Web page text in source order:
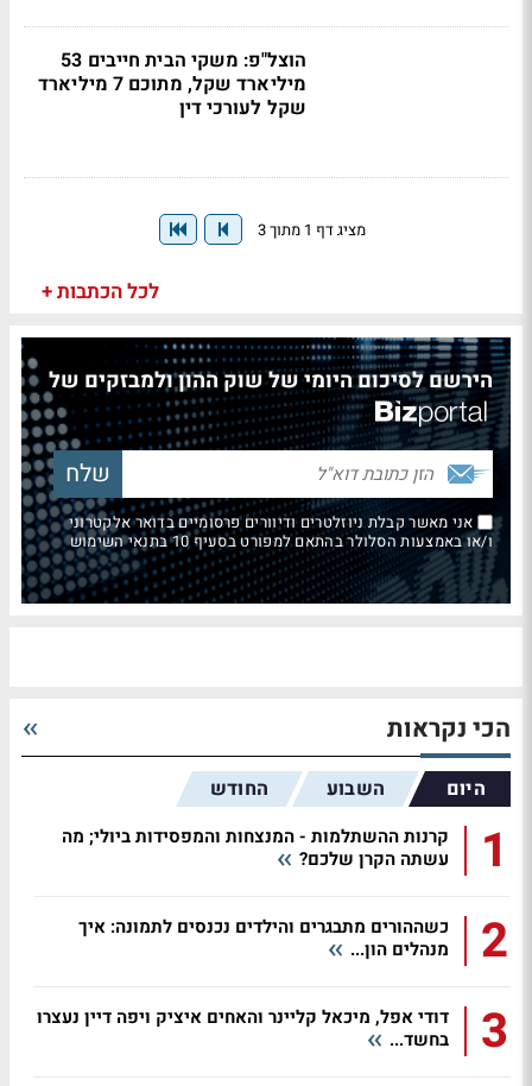
הוצל"פ: משקי הבית חייבים 53
מיליארד שקל, מתוכם 7 מיליארד
שקל לעורכי דין
מציג דף 1 מתוך 3
לכל הכתבות +
הירשם לסיכום היומי של שוק ההון ולמבזקים של
אני מאשר קבלת ניוזלטרים ודיוורים פרסומיים בדואר אלקטרוני
ו/או באמצעות הסלולר בהתאם למפורט בסעיף 10 בתנאי השימוש
הכי נקראות
היום השבוע החודש
1
קרנות ההשתלמות - המנצחות והמפסידות ביולי; מה
עשתה הקרן שלכם?
2
כשההורים מתבגרים והילדים נכנסים לתמונה: איך
מנהלים הון...
3
דודי אפל, מיכאל קליינר והאחים איציק ויפה דיין נעצרו
בחשד...